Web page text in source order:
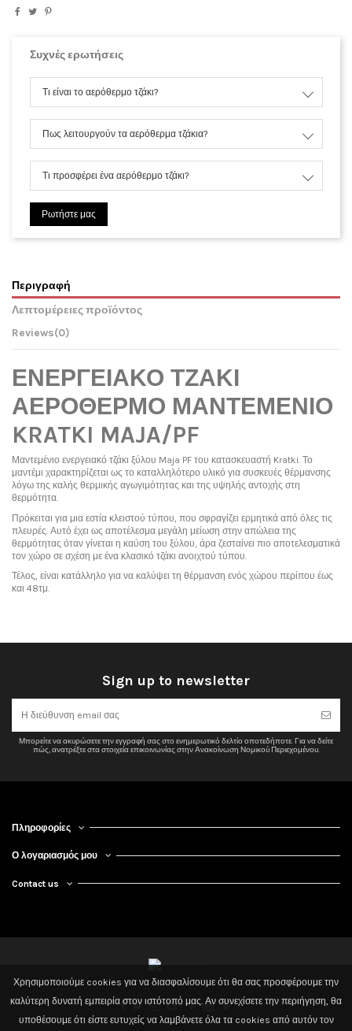
Συχνές ερωτήσεις
Τι είναι το αερόθερμο τζάκι?
Πως λειτουργούν τα αερόθερμα τζάκια?
Τι προσφέρει ένα αερόθερμο τζάκι?
Ρωτήστε μας
Περιγραφή
Λεπτομέρειες προϊόντος
Reviews(0)
ΕΝΕΡΓΕΙΑΚΟ ΤΖΑΚΙ
ΑΕΡΟΘΕΡΜΟ ΜΑΝΤΕΜΕΝΙΟ
KRATKI MAJA/PF
Μαντεμένιο ενεργειακό τζάκι ξύλου Maja PF του κατασκευαστή Kratki. Το
μαντέμι χαρακτηρίζεται ως το καταλληλότερο υλικό για συσκευές θέρμανσης
λόγω της καλής θερμικής αγωγιμότητας και της υψηλής αντοχής στη
θερμότητα.
Πρόκειται για μια εστία κλειστού τύπου, που σφραγίζει ερμητικά από όλες τις
πλευρές. Αυτό έχει ως αποτέλεσμα μεγάλη μείωση στην απώλεια της
θερμότητας όταν γίνεται η καύση του ξύλου, άρα ζεσταίνει πιο αποτελεσματικά
τον χώρο σε σχέση με ένα κλασικό τζάκι ανοιχτού τύπου.
Τέλος, είναι κατάλληλο για να καλύψει τη θέρμανση ενός χώρου περίπου έως
και 48τμ.
ΝΑΙ
BlmSchV2 ΝΑΙ
Μέγιστο μήκος ξύλινων κορμών 33
Ενεργειακή κλάση
Ετοιμοπαράδοτα Όχι
Sign up to newsletter
Μπορείτε να ακυρώσετε την εγγραφή σας στο ενημερωτικό δελτίο οποτεδήποτε. Για να δείτε
πώς, ανατρέξτε στα στοιχεία επικοινωνίας στην Ανακοίνωση Νομικού Περιεχομένου.
Πληροφορίες
Ο λογαριασμός μου
Contact us
2020 Powered by 3dd. Design By Tsilis. All Rights Reserved
Χρησιμοποιούμε cookies για να διασφαλίσουμε ότι θα σας προσφέρουμε την
καλύτερη δυνατή εμπειρία στον ιστότοπό μας. Αν συνεχίσετε την περιήγηση, θα
υποθέσουμε ότι είστε ευτυχείς να λαμβάνετε όλα τα cookies από αυτόν τον